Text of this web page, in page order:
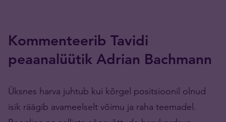
Kommenteerib Tavidi
peaanalüütik Adrian Bachmann
Üksnes harva juhtub kui kõrgel positsioonil olnud
isik räägib avameelselt võimu ja raha teemadel.